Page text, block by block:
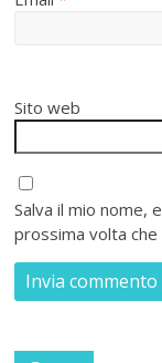
Sito web
Salva il mio nome,
prossima volta